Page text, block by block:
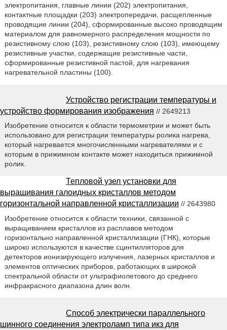
электропитания, главные линии (202) электропитания,
контактные площадки (203) электропередачи, расщепленные
проводящие линии (204), сформированные высоко проводящим
материалом для равномерного распределения мощности по
резистивному слою (103), резистивному слою (103), имеющему
резистивные участки, содержащие резистивные части,
сформированные резистивной пастой, для нагревания
нагревательной пластины (100).
Устройство регистрации температуры и
устройство формирования изображения // 2649213
Изобретение относится к области термометрии и может быть
использовано для регистрации температуры ролика нагрева,
который нагревается многочисленными нагревателями и с
которым в прижимном контакте может находиться прижимной
ролик.
Тепловой узел установки для
выращивания галоидных кристаллов методом
горизонтальной направленной кристаллизации // 2643980
Изобретение относится к области техники, связанной с
выращиванием кристаллов из расплавов методом
горизонтально направленной кристаллизации (ГНК), которые
широко используются в качестве сцинтилляторов для
детекторов ионизирующего излучения, лазерных кристаллов и
элементов оптических приборов, работающих в широкой
спектральной области от ультрафиолетового до среднего
инфракрасного диапазона длин волн.
Способ электрически параллельного
шинного соединения электроламп типа икз для